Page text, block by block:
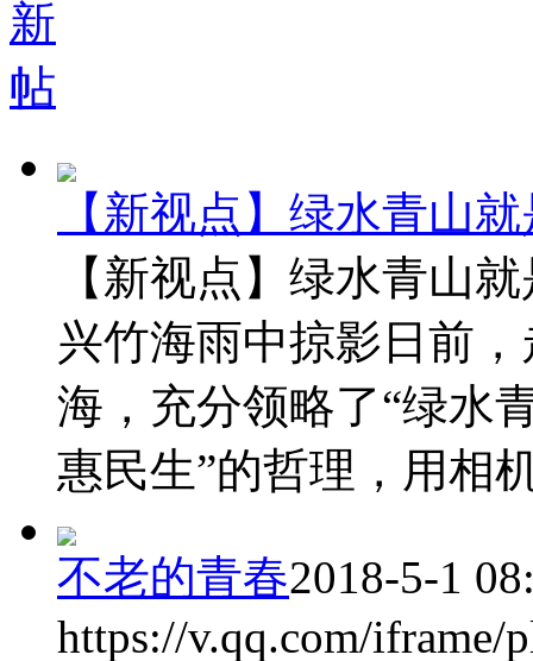
【新视点】绿水青山
【新视点】绿水青山
兴竹海雨中掠影日前
海，充分领略了“绿水
惠民生”的哲理，用相
不老的青春2018-5-1
https://v.qq.com/iframe/